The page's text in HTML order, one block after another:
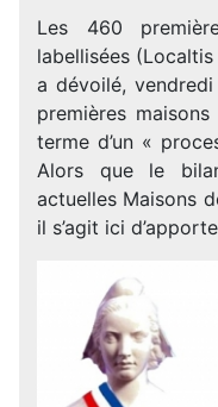
Les 460
labellisées
a dévoilé,
premières
terme d’un «
Alors que le
actuelles Maisons
il s’agit ici